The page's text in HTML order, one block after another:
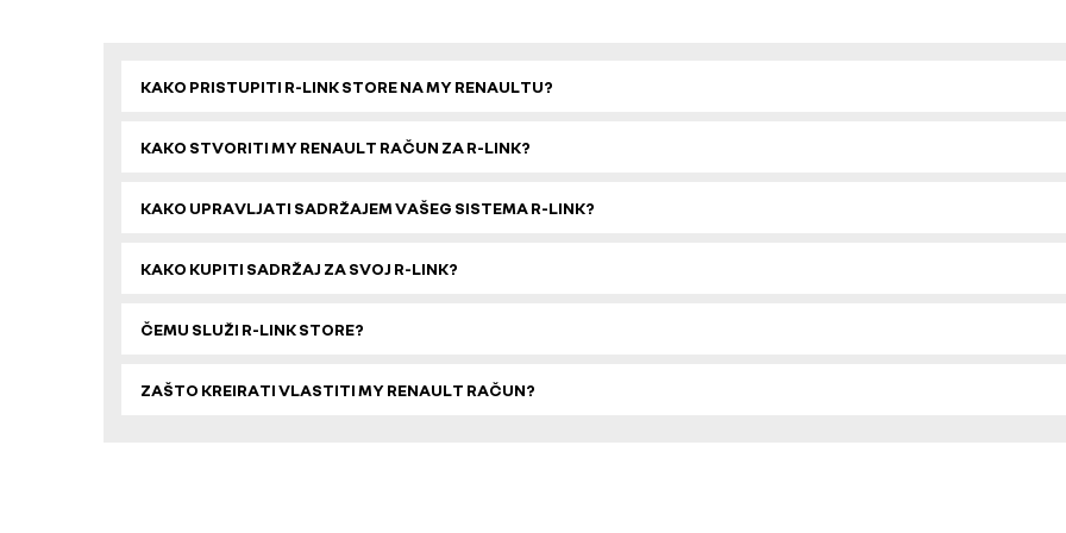
KAKO PRISTUPITI R-LINK STORE NA MY RENAULTU?
KAKO STVORITI MY RENAULT RAČUN ZA R-LINK?
KAKO UPRAVLJATI SADRŽAJEM VAŠEG SISTEMA R-LINK?
KAKO KUPITI SADRŽAJ ZA SVOJ R-LINK?
ČEMU SLUŽI R-LINK STORE?
ZAŠTO KREIRATI VLASTITI MY RENAULT RAČUN?